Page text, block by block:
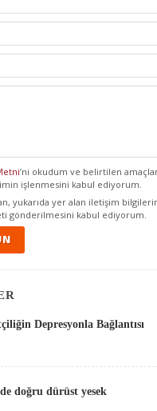
’ni okudum ve belirtilen
işlenmesini kabul ediyorum.
yukarıda yer alan iletişim
gönderilmesini kabul ediyorum.
Depresyonla Bağlantısı
doğru dürüst yesek